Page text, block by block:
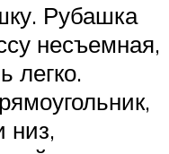
Рубашка
несъемная,
легко.
низ,